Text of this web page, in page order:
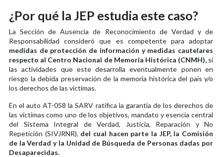
¿Por qué la JEP estudia este caso?
La Sección de Ausencia de Reconocimiento de Verdad y de
Responsabilidad consideró que es competente para adoptar
medidas de protección de información y medidas cautelares
respecto al Centro Nacional de Memoria Histórica (CNMH),si
las actividades que este desarrolla eventualmente ponen en
riesgo la debida preservación de la memoria histórica del país y/o
los derechos de las víctimas.
En el auto AT-058 la SARV ratifica la garantía de los derechos de
las víctimas como uno de los objetivos, mandato y esencia central
del Sistema Integral de Verdad, Justicia, Reparación y No
Repetición (SIVJRNR), del cual hacen parte la JEP, la Comisión
de la Verdad y la Unidad de Búsqueda de Personas dadas por
Desaparecidas.